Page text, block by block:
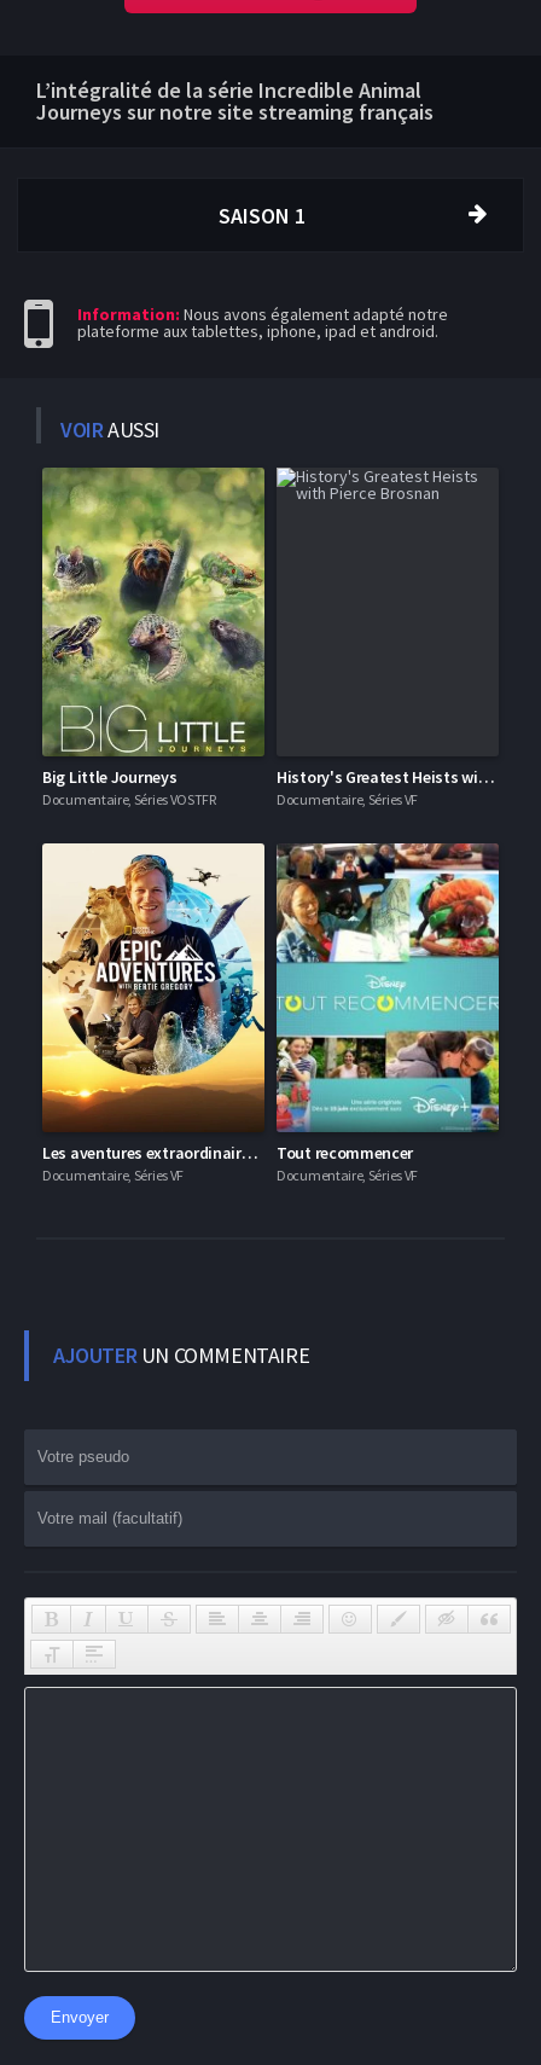
L’intégralité de la série Incredible Animal
Journeys sur notre site streaming français
SAISON 1
Information: Nous avons également adapté notre
plateforme aux tablettes, iphone, ipad et android.
VOIRAUSSI
Big Little Journeys
Documentaire, Séries VOSTFR
History's Greatest Heists with Pierce Brosnan
Documentaire, Séries VF
Les aventures extraordinaires de Bertie Gregory
Documentaire, Séries VF
Tout recommencer
Documentaire, Séries VF
AJOUTERUN COMMENTAIRE
Envoyer